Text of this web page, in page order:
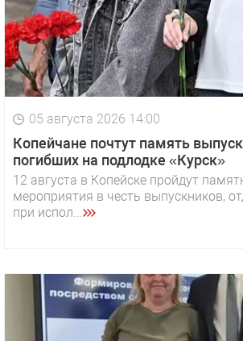
05 августа 2026 14:00
Копейчане почтут память
погибших на подлодке «Курск»
12 августа в Копейске пройдут
мероприятия в честь выпускников,
при испол...